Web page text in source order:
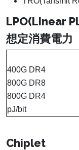
LPO(Linear
想定消費電力
400G DR4
800G DR8
800G DR4
pJ/bit
Chiplet